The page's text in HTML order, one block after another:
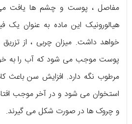
مفاصل ، پوست و چشم ها یافت
هیالورونیک این ماده به عنوان یک
خواهد داشت. میزان چربی ، از
پوست موجب می شود که آب را به
مرطوب نگه دارد. افزایش سن
استخوان می شود و در آخر موجب
و چروک ها در صورت شکل می گیرند.